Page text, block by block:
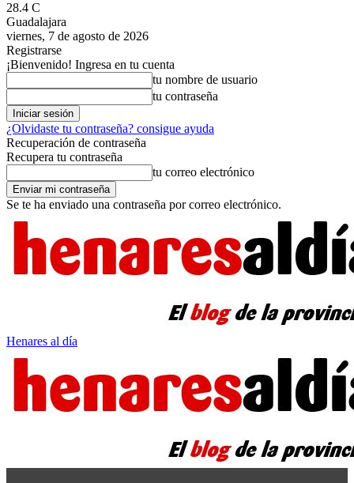
28.4 C
Guadalajara
viernes, 7 de agosto de 2026
Registrarse
¡Bienvenido! Ingresa en tu cuenta
tu nombre de usuario
tu contraseña
¿Olvidaste tu contraseña? consigue ayuda
Recuperación de contraseña
Recupera tu contraseña
tu correo electrónico
Se te ha enviado una contraseña por correo electrónico.
Henares al día